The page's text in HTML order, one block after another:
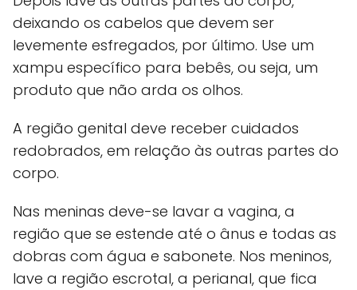
deixando os cabelos que devem ser
levemente esfregados, por último. Use um
xampu específico para bebês, ou seja, um
produto que não arda os olhos.
A região genital deve receber cuidados
redobrados, em relação às outras partes do
corpo.
Nas meninas deve-se lavar a vagina, a
região que se estende até o ânus e todas as
dobras com água e sabonete. Nos meninos,
lave a região escrotal, a perianal, que fica